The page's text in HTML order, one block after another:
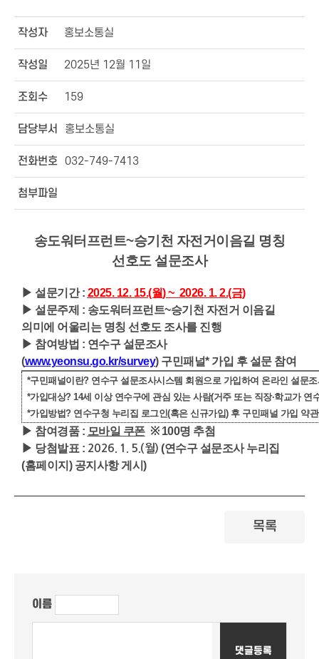
작성자 홍보소통실
작성일 2025년 12월 11일
조회수 159
담당부서 홍보소통실
전화번호 032-749-7413
첨부파일
송도워터프런트~승기천 자전거이음길 명칭
선호도 설문조사
▶ 설문기간: 2025. 12. 15.(월) ~ 2026. 1. 2.(금)
▶ 설문주제 : 송도워터프런트~승기천 자전거 이음길
의미에 어울리는 명칭 선호도 조사를 진행
▶ 참여방법 : 연수구 설문조사
(www.yeonsu.go.kr/survey) 구민패널* 가입 후 설문 참여
*구민패널이란? 연수구 설문조사시스템 회원으로 가입하여 온라인 설문
*가입대상? 14세 이상 연수구에 관심 있는 사람(거주 또는 직장·학교가 연
*가입방법? 연수구청 누리집 로그인(혹은 신규가입) 후 구민패널 가입 약
▶ 참여경품 : 모바일 쿠폰 ※ 100명 추첨
▶ 당첨발표 : 2026. 1. 5.(월) (연수구 설문조사 누리집
(홈페이지) 공지사항 게시 )
목록
이름